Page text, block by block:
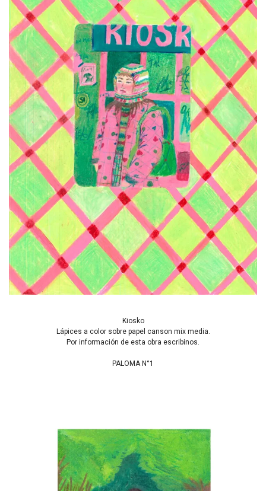
Kiosko
Lápices a color sobre papel canson mix media.
Por información de esta obra escribinos.
PALOMA N°1